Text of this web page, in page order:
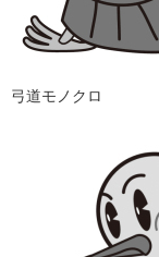
弓道モノクロ